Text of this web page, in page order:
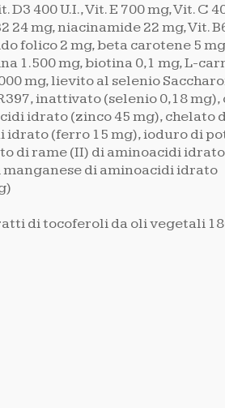
D3 400 U.I., Vit. E 700 mg, Vit. C
24 mg, niacinamide 22 mg, Vit.
folico 2 mg, beta carotene 5
1.500 mg, biotina 0,1 mg, L-
mg, lievito al selenio
inattivato (selenio 0,18
idrato (zinco 45 mg), chelato
idrato (ferro 15 mg), ioduro di
di rame (II) di aminoacidi
manganese di aminoacidi idrato
di tocoferoli da oli vegetali